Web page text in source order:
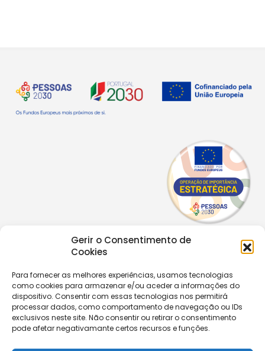
Gerir o Consentimento de
Cookies
Para fornecer as melhores experiências, usamos tecnologias
como cookies para armazenar e/ou aceder a informações do
dispositivo. Consentir com essas tecnologias nos permitirá
processar dados, como comportamento de navegação ou IDs
exclusivos neste site. Não consentir ou retirar o consentimento
pode afetar negativamante certos recursos e funções.
Copyright © 2026 |Equipa de Comunicação Digital
CONTACTOS
+351 229 820 641
secretaria@aecastelomaia.pt